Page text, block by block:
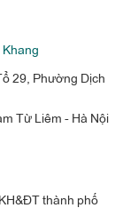
29, Phường Dịch
Từ Liêm - Hà Nội
thành phố